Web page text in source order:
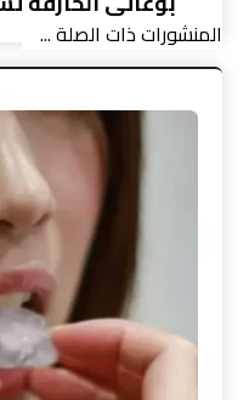
المنشورات ذات الصلة ...